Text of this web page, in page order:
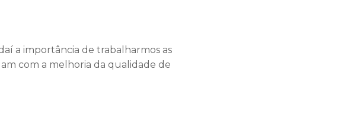
a importância de trabalharmos as
com a melhoria da qualidade de